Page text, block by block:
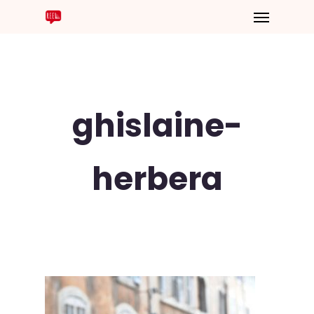
ghislaine-
herbera